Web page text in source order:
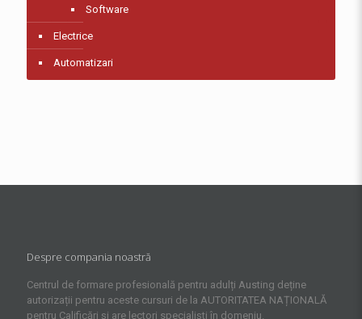
Software
Electrice
Automatizari
Despre compania noastră
Centrul de formare profesională pentru adulți Austing deține
autorizații pentru aceste cursuri de la AUTORITATEA NAȚIONALĂ
pentru Calificări și are lectori specialiști în domeniu.